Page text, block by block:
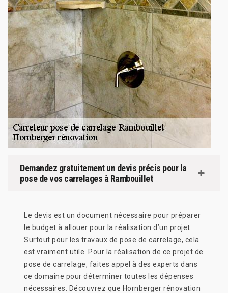
Demandez gratuitement un devis précis pour la
pose de vos carrelages à Rambouillet
Le devis est un document nécessaire pour préparer
le budget à allouer pour la réalisation d’un projet.
Surtout pour les travaux de pose de carrelage, cela
est vraiment utile. Pour la réalisation de ce projet de
pose de carrelage, faites appel à des experts dans
ce domaine pour déterminer toutes les dépenses
nécessaires. Découvrez que Hornberger rénovation